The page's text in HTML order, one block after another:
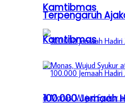
Kamtibmas
100.000 Jemaah
Terpengaruh
Kamtibmas